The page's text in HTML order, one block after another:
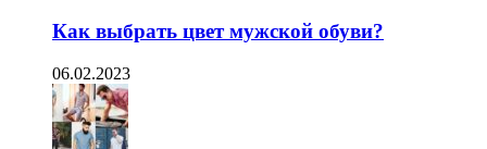
Как выбрать цвет мужской обуви?
06.02.2023